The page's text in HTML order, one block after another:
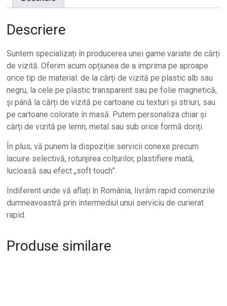
Descriere
Suntem specializați în producerea unei game variate de cărți
de vizită. Oferim acum opțiunea de a imprima pe aproape
orice tip de material: de la cărți de vizită pe plastic alb sau
negru, la cele pe plastic transparent sau pe folie magnetică,
și până la cărți de vizită pe cartoane cu texturi și striuri, sau
pe cartoane colorate în masă. Putem personaliza chiar și
cărți de vizită pe lemn, metal sau sub orice formă doriți.
În plus, vă punem la dispoziție servicii conexe precum
lacuire selectivă, rotunjirea colțurilor, plastifiere mată,
lucioasă sau efect „soft touch”.
Indiferent unde vă aflați în România, livrăm rapid comenzile
dumneavoastră prin intermediul unui serviciu de curierat
rapid.
Produse similare